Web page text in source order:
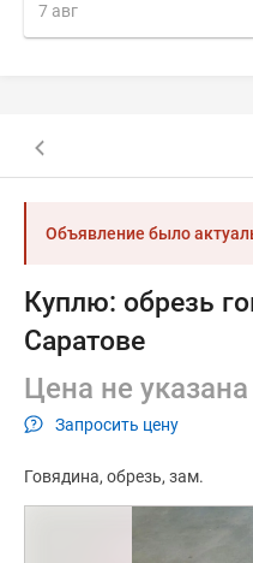
7 авг
Назад к списку объявлений
Объявление было
Куплю: обрезь
Саратове
Цена не указана
Запросить цену
Говядина обрезь зам.